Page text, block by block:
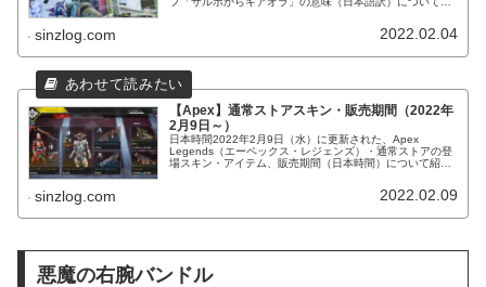
sinzlog.com 2022.02.04
【Apex】通常ストアスキン・販売期間（2022年
2月9日～）
日本時間2022年2月9日（水）に更新された、Apex
Legends（エーペックス・レジェンズ）・通常ストアの登
場スキン・アイテム、販売期間（日本時間）について紹介
sinzlog.com 2022.02.09
悪魔の右腕バンドル